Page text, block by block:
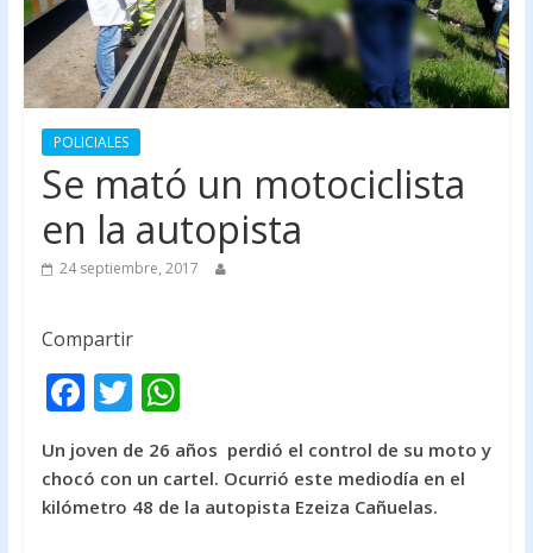
POLICIALES
Se mató un motociclista
en la autopista
24 septiembre, 2017
Compartir
F
e
b
T
w
itt
er
W
h
at
s
Un joven de 26 años perdió el control de su moto y
chocó con un cartel. Ocurrió este mediodía en el
kilómetro 48 de la autopista Ezeiza Cañuelas.